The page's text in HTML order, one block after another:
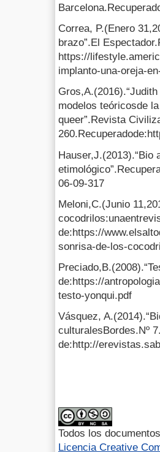
Correa, P.(Enero
brazo”.El
https://
implanto-una-oreja-
modelos teóricosde
queer”.Revista
Hauser,J.(2013).“Bio
06-09-317
Meloni,C.(Junio
de:https://
sonrisa-de-los-
de:https://
testo-yonqui.pdf
Vásquez,
culturalesBordes.Nº
de:http://
Todos los
Licencia Creative